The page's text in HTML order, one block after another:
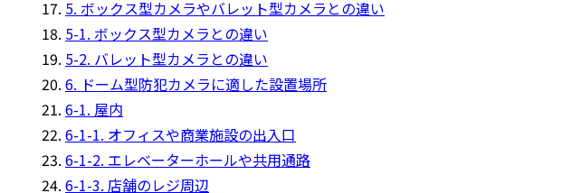
5. ボックス型カメラやバレット型カメラとの違い
5-1. ボックス型カメラとの違い
5-2. バレット型カメラとの違い
6. ドーム型防犯カメラに適した設置場所
6-1. 屋内
6-1-1. オフィスや商業施設の出入口
6-1-2. エレベーターホールや共用通路
6-1-3. 店舗のレジ周辺